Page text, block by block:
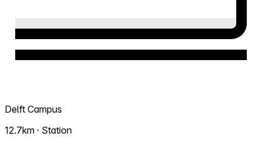
Delft Campus
12.7km · Station